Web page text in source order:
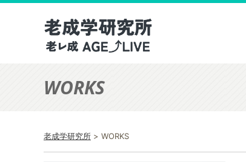
WORKS
老成学研究所 > WORKS